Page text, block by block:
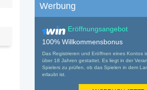
Werbung
Eröffnungsangebot
100% Willkommensbonus
Das Registrieren und Eröffnen eines Kontos
über 18 Jahren gestattet. Es liegt in der
Spielers zu prüfen, ob das Spielen in dem
erlaubt ist.